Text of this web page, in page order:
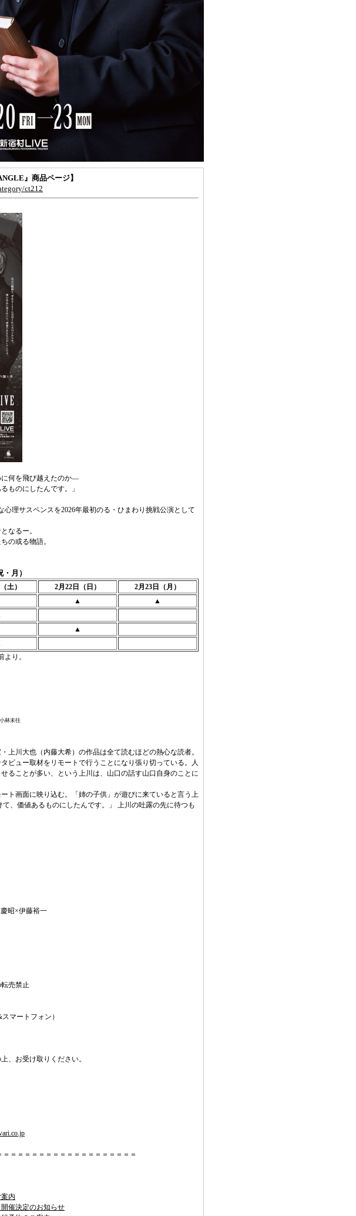
』商品ページ】
ct212
に何を飛び越えたのか―
ものにしたんです。」
理サスペンスを2026年最初のる・ひまわり挑戦公演として
なるー。
の或る物語。
・月）
土） 2月 22日（日）
2月23日（月）
▲
▲
▲
り。
林未往
上川大也（内藤大希）の作品は全て読むほどの熱心な読者。
ビュー取材をリモートで行うことになり張り切っている。人
ることが多い、という上川は、山口の話す山口自身のことに
ト画面に映り込む。「姉の子供」が遊びに来ていると言う上
、価値あるものにしたんです。」 上川の吐露の先に待つも
昭×伊藤裕一
売禁止
マートフォン）
、お受け取りください。
＝＝＝＝＝＝＝＝＝＝＝＝＝＝＝＝＝＝
内
催決定のお知らせ